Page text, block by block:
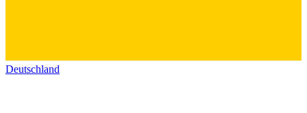
Deutschland